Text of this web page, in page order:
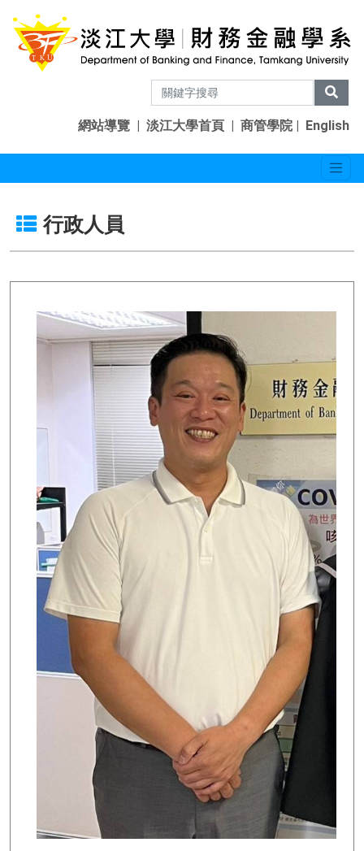
網站導覽 | 淡江大學首頁 | 商管學院| English
行政人員